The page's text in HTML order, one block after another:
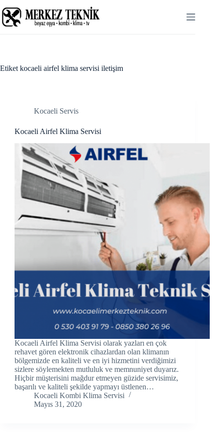
panel
panel
panel
panel
panel
panel
Panel
panel
panel
panel
to
content
Etiket kocaeli airfel klima servisi iletişim
Kocaeli Servis
Kocaeli Airfel Klima Servisi
Kocaeli Airfel Klima Servisi olarak yazları en çok
rehavet gören elektronik cihazlardan olan klimanın
bölgemizde en kaliteli ve en iyi hizmetini verdiğimizi
sizlere söylemekten mutluluk ve memnuniyet duyarız.
Hiçbir müşterisini mağdur etmeyen güzide servisimiz,
başarılı ve kaliteli şekilde yapmayı üstlenen…
Kocaeli Kombi Klima Servisi
Mayıs 31, 2020